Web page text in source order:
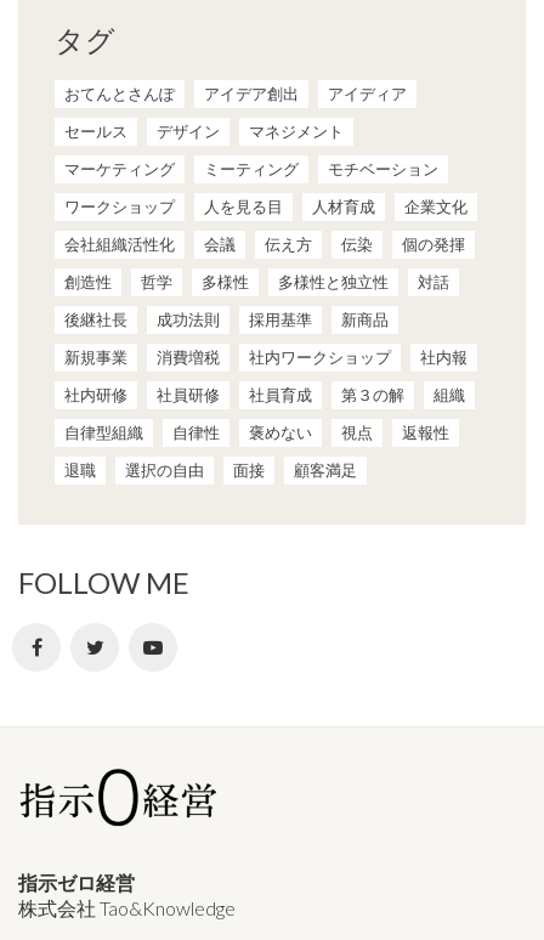
タグ
おてんとさんぽ アイデア創出
アイディア
セールス
デザイン
マネジメント
マーケティング
ミーティング
モチベーション
ワークショップ
人を見る目 人材育成
企業文化
会社組織活性化
会議 伝え方 伝染
個の発揮
創造性
哲学 多様性 多様性と独立性
対話
後継社長
成功法則 採用基準
新商品
新規事業
消費増税 社内ワークショップ
社内報
社内研修
社員研修 社員育成 第３の解
組織
自律型組織
自律性 褒めない 視点
返報性
退職
選択の自由 面接 顧客満足
FOLLOW ME
指示ゼロ経営
株式会社 Tao&Knowledge